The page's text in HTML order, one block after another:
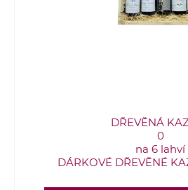
DŘEVĚNÁ
0
na 6 lahví
DÁRKOVÉ DŘEVĚNÉ